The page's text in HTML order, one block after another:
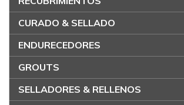
CURADO & SELLADO
ENDURECEDORES
GROUTS
SELLADORES & RELLENOS